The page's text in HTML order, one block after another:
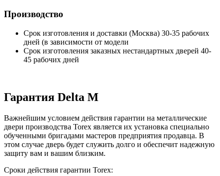
Производство
Срок изготовления и доставки (Москва) 30-35 рабочих
дней (в зависимости от модели
Срок изготовления заказных нестандартных дверей 40-
45 рабочих дней
Гарантия Delta M
Важнейшим условием действия гарантии на металлические
двери производства Torex является их установка специально
обученными бригадами мастеров предприятия продавца. В
этом случае дверь будет служить долго и обеспечит надежную
защиту вам и вашим близким.
Сроки действия гарантии Torex: